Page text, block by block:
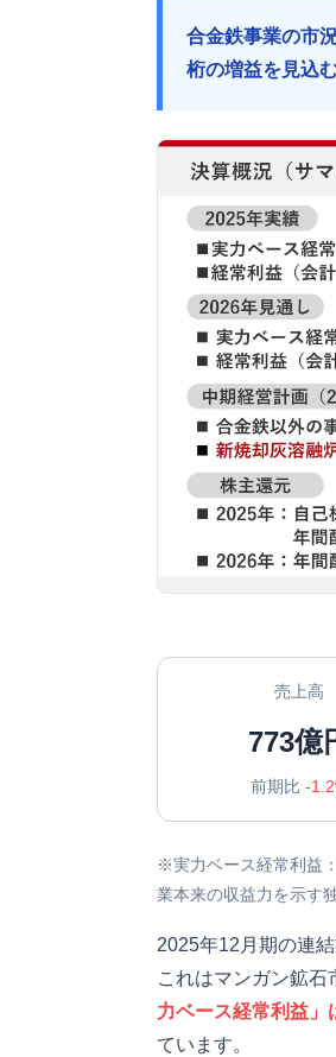
合金鉄事業の市
桁の増益を見込む
売上高
773億
前期比 -
※実力ベース経常利益
業本来の収益力を示す
2025年12月期の連
これはマンガン鉱
力ベース経常利益」
ています。